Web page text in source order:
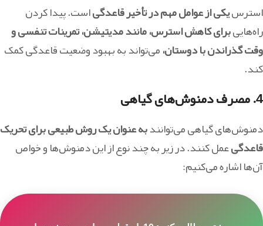
استرسیکی از عوامل مهم در تأخیر قاعدگیاست. پیدا کردن
راه‌هاییبرای کاهش استرس، مانند مدیتیشن، تمرینات تنفسی و
وقت گذراندن با دوستان،می‌تواند به بهبود وضعیت قاعدگی کمک
کند.
4. مصرف دمنوش‌های گیاهی
دمنوش‌های گیاهی می‌توانندبه عنوان یک روش طبیعی برای تحریک
قاعدگیعمل کنند. در زیر به چند نوع از این دمنوش‌ها و خواص
آن‌ها اشاره می‌کنیم: